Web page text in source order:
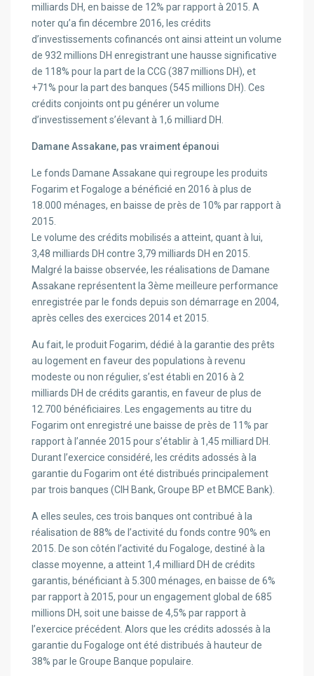
milliards DH, en baisse de 12% par rapport à 2015. A
noter qu’a fin décembre 2016, les crédits
d’investissements cofinancés ont ainsi atteint un volume
de 932 millions DH enregistrant une hausse significative
de 118% pour la part de la CCG (387 millions DH), et
+71% pour la part des banques (545 millions DH). Ces
crédits conjoints ont pu générer un volume
d’investissement s’élevant à 1,6 milliard DH.
Damane Assakane, pas vraiment épanoui
Le fonds Damane Assakane qui regroupe les produits
Fogarim et Fogaloge a bénéficié en 2016 à plus de
18.000 ménages, en baisse de près de 10% par rapport à
2015.
Le volume des crédits mobilisés a atteint, quant à lui,
3,48 milliards DH contre 3,79 milliards DH en 2015.
Malgré la baisse observée, les réalisations de Damane
Assakane représentent la 3ème meilleure performance
enregistrée par le fonds depuis son démarrage en 2004,
après celles des exercices 2014 et 2015.
Au fait, le produit Fogarim, dédié à la garantie des prêts
au logement en faveur des populations à revenu
modeste ou non régulier, s’est établi en 2016 à 2
milliards DH de crédits garantis, en faveur de plus de
12.700 bénéficiaires. Les engagements au titre du
Fogarim ont enregistré une baisse de près de 11% par
rapport à l’année 2015 pour s’établir à 1,45 milliard DH.
Durant l’exercice considéré, les crédits adossés à la
garantie du Fogarim ont été distribués principalement
par trois banques (CIH Bank, Groupe BP et BMCE Bank).
A elles seules, ces trois banques ont contribué à la
réalisation de 88% de l’activité du fonds contre 90% en
2015. De son côtén l’activité du Fogaloge, destiné à la
classe moyenne, a atteint 1,4 milliard DH de crédits
garantis, bénéficiant à 5.300 ménages, en baisse de 6%
par rapport à 2015, pour un engagement global de 685
millions DH, soit une baisse de 4,5% par rapport à
l’exercice précédent. Alors que les crédits adossés à la
garantie du Fogaloge ont été distribués à hauteur de
38% par le Groupe Banque populaire.